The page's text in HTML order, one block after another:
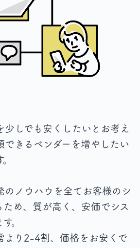
少しでも安くしたいとお考え
できるベンダーを増やしたい
のノウハウを全てお客様のシ
ため、質が高く、安価でシス
。
より2-4割、価格をお安くで